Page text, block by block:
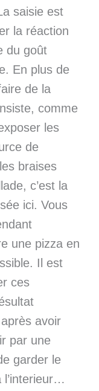
saisie est
la réaction
du goût
En plus de
de la
comme
les
de
braises
c’est la
ici. Vous
une pizza en
Il est
ces
avoir
par une
garder le
l’interieur…